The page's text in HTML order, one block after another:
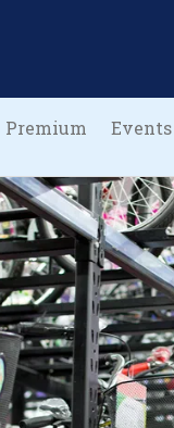
Premium Events